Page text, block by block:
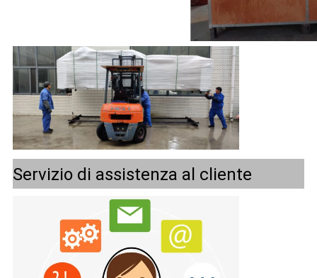
Servizio di assistenza al cliente